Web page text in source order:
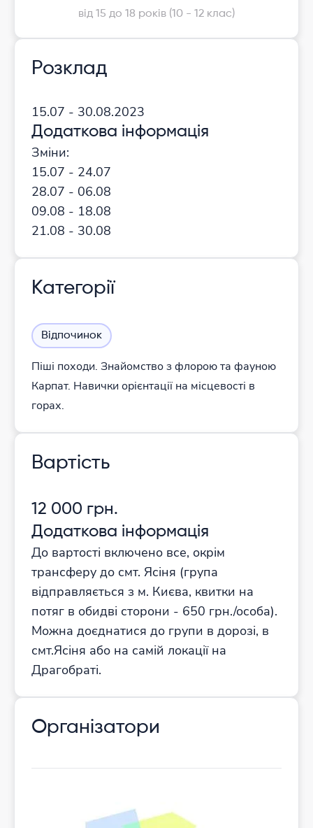
від 15 до 18 років (10 - 12 клас)
Розклад
15.07 - 30.08.2023
Додаткова інформація
Зміни:
15.07 - 24.07
28.07 - 06.08
09.08 - 18.08
21.08 - 30.08
Категорії
Відпочинок
Піші походи. Знайомство з флорою та фауною
Карпат. Навички орієнтації на місцевості в
горах.
Вартість
12 000 грн.
Додаткова інформація
До вартості включено все, окрім
трансферу до смт. Ясіня (група
відправляється з м. Києва, квитки на
потяг в обидві сторони - 650 грн./особа).
Можна доєднатися до групи в дорозі, в
смт.Ясіня або на самій локації на
Драгобраті.
Організатори